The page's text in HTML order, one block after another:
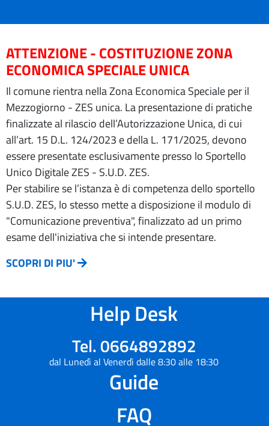
ATTENZIONE - COSTITUZIONE ZONA
ECONOMICA SPECIALE UNICA
Il comune rientra nella Zona Economica Speciale per il
Mezzogiorno - ZES unica. La presentazione di pratiche
finalizzate al rilascio dell’Autorizzazione Unica, di cui
all’art. 15 D.L. 124/2023 e della L. 171/2025, devono
essere presentate esclusivamente presso lo Sportello
Unico Digitale ZES - S.U.D. ZES.
Per stabilire se l’istanza è di competenza dello sportello
S.U.D. ZES, lo stesso mette a disposizione il modulo di
"Comunicazione preventiva", finalizzato ad un primo
esame dell'iniziativa che si intende presentare.
SCOPRI DI PIU'
Help Desk
Tel. 0664892892
dal Lunedì al Venerdì dalle 8:30 alle 18:30
Guide
FAQ